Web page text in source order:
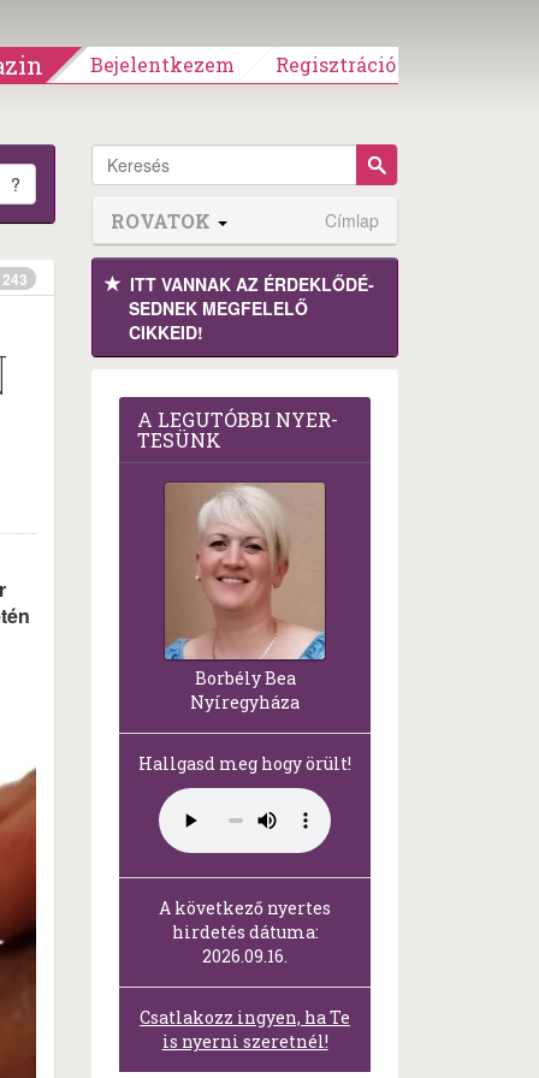
Bejelentkezem Regisztráció
?
243
ROVATOK Címlap
ITT VANNAK AZ ÉRDEK­LŐDÉ­
SEDNEK MEGFE­LELŐ
CIKKEID!
A LEG­U­TÓB­BI NYER­
TE­SÜNK
Borbély Bea
Nyíregyháza
Hallgasd meg hogy örült!
A következő nyertes
hirdetés dátuma:
2026.09.16.
Csatlakozz ingyen, ha Te
is nyerni szeretnél!